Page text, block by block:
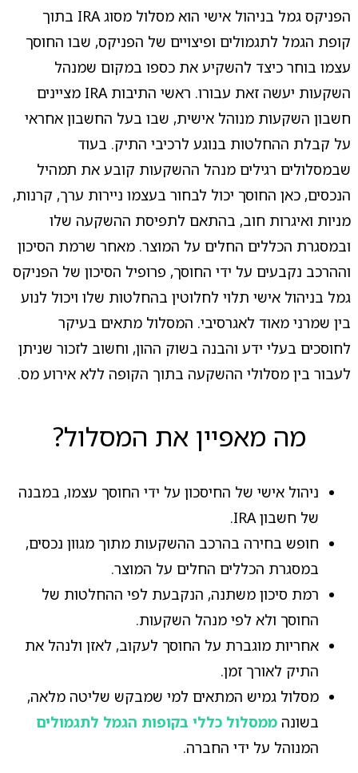
הפניקס גמל בניהול אישי הוא מסלול מסוג IRA בתוך
קופת הגמל לתגמולים ופיצויים של הפניקס, שבו החוסך
עצמו בוחר כיצד להשקיע את כספו במקום שמנהל
השקעות יעשה זאת עבורו. ראשי התיבות IRA מציינים
חשבון השקעות מנוהל אישית, שבו בעל החשבון אחראי
על קבלת ההחלטות בנוגע לרכיבי התיק. בעוד
שבמסלולים רגילים מנהל ההשקעות קובע את תמהיל
הנכסים, כאן החוסך יכול לבחור בעצמו ניירות ערך, קרנות,
מניות ואיגרות חוב, בהתאם לתפיסת ההשקעה שלו
ובמסגרת הכללים החלים על המוצר. מאחר שרמת הסיכון
וההרכב נקבעים על ידי החוסך, פרופיל הסיכון של הפניקס
גמל בניהול אישי תלוי לחלוטין בהחלטות שלו ויכול לנוע
בין שמרני מאוד לאגרסיבי. המסלול מתאים בעיקר
לחוסכים בעלי ידע והבנה בשוק ההון, וחשוב לזכור שניתן
לעבור בין מסלולי ההשקעה בתוך הקופה ללא אירוע מס.
מה מאפיין את המסלול?
ניהול אישי של החיסכון על ידי החוסך עצמו, במבנה
של חשבון IRA.
חופש בחירה בהרכב ההשקעות מתוך מגוון נכסים,
במסגרת הכללים החלים על המוצר.
רמת סיכון משתנה, הנקבעת לפי ההחלטות של
החוסך ולא לפי מנהל השקעות.
אחריות מוגברת על החוסך לעקוב, לאזן ולנהל את
התיק לאורך זמן.
מסלול גמיש המתאים למי שמבקש שליטה מלאה,
בשונה ממסלול כללי בקופות הגמל לתגמולים
המנוהל על ידי החברה.